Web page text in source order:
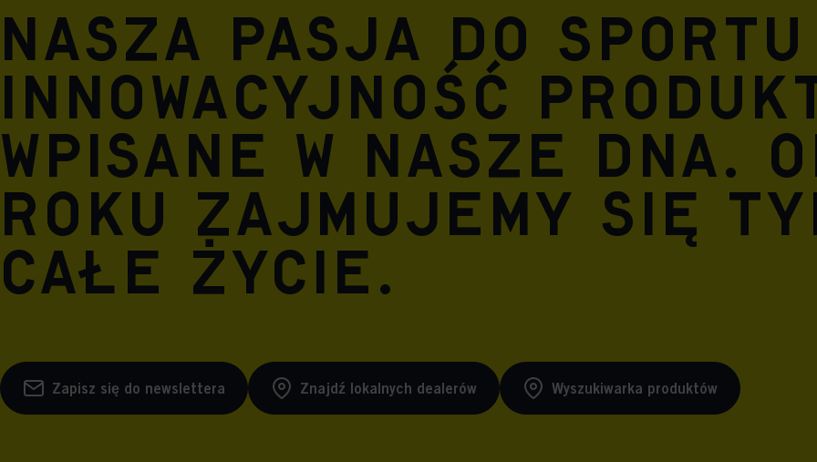
Nasza pasja do
innowacyjność
wpisane w nasze DNA.
roku zajmujemy się
całe życie.
Zapisz się do newslettera Znajdź lokalnych dealerów Wyszukiwarka produktów
Meta Pixel